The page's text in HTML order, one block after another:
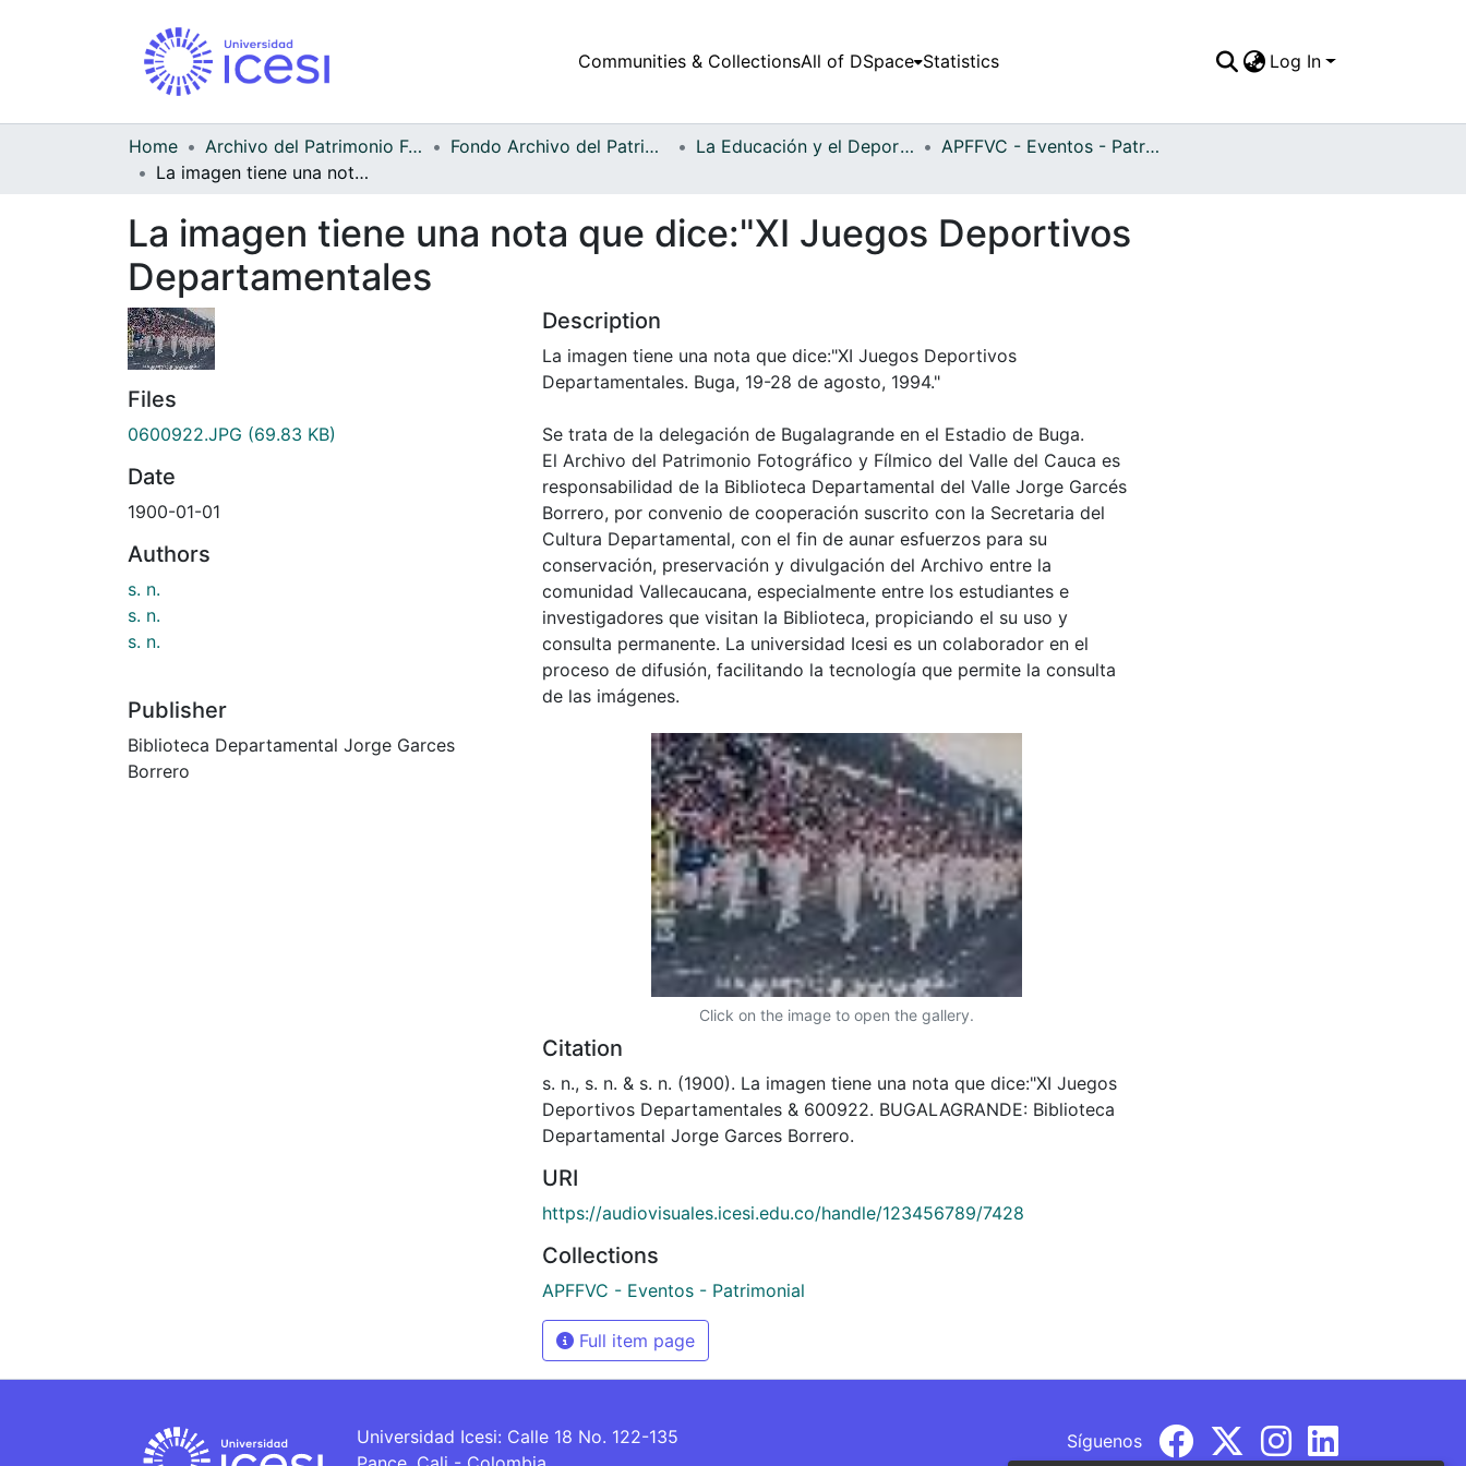
Communities & CollectionsAll of DSpace Statistics Log In
Home Archivo del Patrimonio Fotográfico y Fílmico del Valle del Cauca Fondo Archivo del Patrimonio Fotográfico y Fílmico del Valle del Cauca La Educación y el Deporte
APFFVC - Eventos - Patrimonial
La imagen tiene una nota que dice:"XI Juegos Deportivos Departamentales
La imagen tiene una nota que dice:"XI Juegos Deportivos
Departamentales
Files
0600922.JPG (69.83 KB)
Date
1900-01-01
Authors
s. n.
s. n.
s. n.
Publisher
Biblioteca Departamental Jorge Garces
Borrero
Description
La imagen tiene una nota que dice:"XI Juegos Deportivos
Departamentales. Buga, 19-28 de agosto, 1994."
Se trata de la delegación de Bugalagrande en el Estadio de Buga.
El Archivo del Patrimonio Fotográfico y Fílmico del Valle del Cauca es
responsabilidad de la Biblioteca Departamental del Valle Jorge Garcés
Borrero, por convenio de cooperación suscrito con la Secretaria del
Cultura Departamental, con el fin de aunar esfuerzos para su
conservación, preservación y divulgación del Archivo entre la
comunidad Vallecaucana, especialmente entre los estudiantes e
investigadores que visitan la Biblioteca, propiciando el su uso y
consulta permanente. La universidad Icesi es un colaborador en el
proceso de difusión, facilitando la tecnología que permite la consulta
de las imágenes.
Click on the image to open the gallery.
Citation
s. n., s. n. & s. n. (1900). La imagen tiene una nota que dice:"XI Juegos
Deportivos Departamentales & 600922. BUGALAGRANDE: Biblioteca
Departamental Jorge Garces Borrero.
URI
https://audiovisuales.icesi.edu.co/handle/123456789/7428
Collections
APFFVC - Eventos - Patrimonial
Full item page
Universidad Icesi: Calle 18 No. 122-135
Síguenos